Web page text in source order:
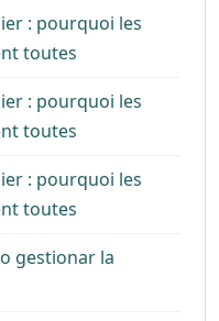
: pourquoi les
toutes
: pourquoi les
toutes
: pourquoi les
toutes
gestionar la